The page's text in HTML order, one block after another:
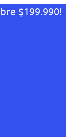
$199.990!